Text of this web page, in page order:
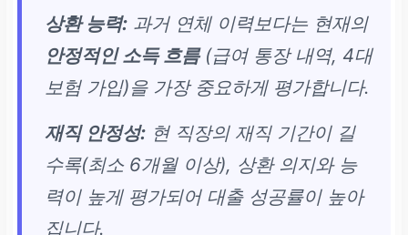
상환 능력: 과거 연체 이력보다는 현재의
안정적인 소득 흐름(급여 통장 내역, 4대
보험 가입)을 가장 중요하게 평가합니다.
재직 안정성: 현 직장의 재직 기간이 길
수록(최소 6개월 이상), 상환 의지와 능
력이 높게 평가되어 대출 성공률이 높아
집니다.